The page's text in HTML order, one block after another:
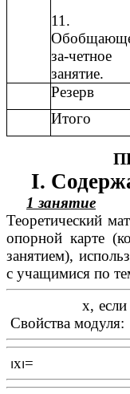
11.
за-четное
занятие.
Резерв
Итого
Ι.
1 занятие
Теоретический
опорной карте
занятием),
с учащимися по
x, если
Свойства модуля:
⏐x⏐=